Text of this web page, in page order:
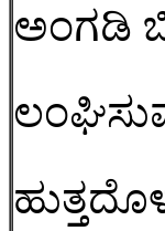
ಅಂಗಡಿ